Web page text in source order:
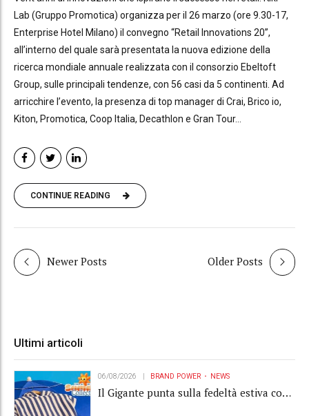
Lab (Gruppo Promotica) organizza per il 26 marzo (ore 9.30-17,
Enterprise Hotel Milano) il convegno “Retail Innovations 20”,
all’interno del quale sarà presentata la nuova edizione della
ricerca mondiale annuale realizzata con il consorzio Ebeltoft
Group, sulle principali tendenze, con 56 casi da 5 continenti. Ad
arricchire l’evento, la presenza di top manager di Crai, Brico io,
Kiton, Promotica, Coop Italia, Decathlon e Gran Tour...
CONTINUE READING
Newer Posts Older Posts
Ultimi articoli
06/08/2026 BRAND POWER NEWS
Il Gigante punta sulla fedeltà estiva con